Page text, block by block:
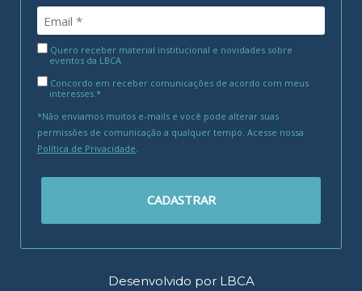
Quero receber material institucional e novidades sobre
eventos da LBCA
Concordo em receber comunicações de acordo com meus
interesses.*
*Não enviamos muitos e-mails e você pode alterar suas
permissões de comunicação a qualquer tempo. Acesse nossa
Política de Privacidade
CADASTRAR
Desenvolvido por LBCA